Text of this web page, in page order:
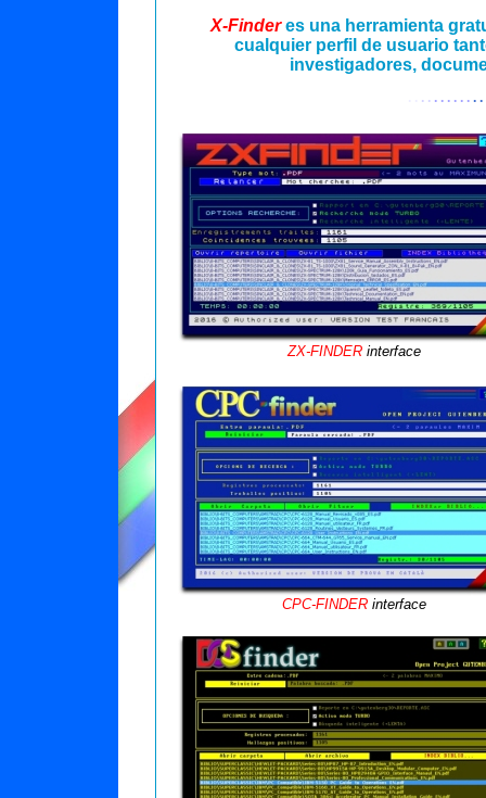
X-Finderes una herramienta
cualquier perfil de usuario
investigadores,
· · · · · · · ·· ·
ZX-FINDERinterface
CPC-FINDERinterface